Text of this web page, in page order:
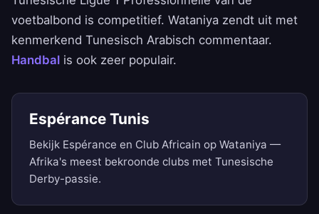
voetbalbond is competitief. Wataniya zendt uit met
kenmerkend Tunesisch Arabisch commentaar.
Handbal is ook zeer populair.
Espérance Tunis
Bekijk Espérance en Club Africain op Wataniya —
Afrika's meest bekroonde clubs met Tunesische
Derby-passie.